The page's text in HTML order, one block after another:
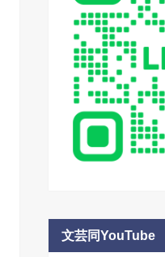
文芸同YouTube